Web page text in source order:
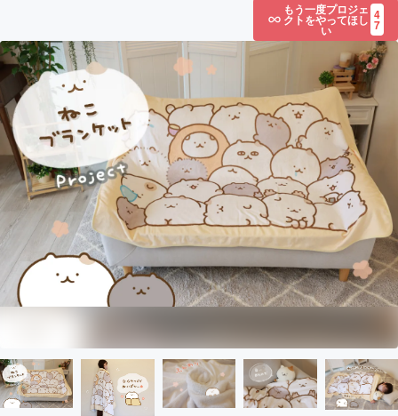
もう一度プロジェ
クトをやってほし
い
4
7